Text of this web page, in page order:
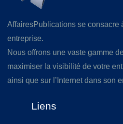
AffairesPublications se consacre
entreprise.
Nous offrons une vaste gamme
maximiser la visibilité de votre
ainsi que sur l’Internet dans son
Liens